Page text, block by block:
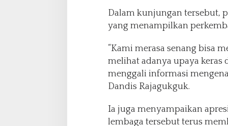
a
a
D
u
k
u
n
P
e
Dalam kunjungan tersebut,
yang menampilkan
“Kami merasa senang bisa
melihat adanya upaya keras
menggali informasi
Dandis Rajagukguk.
Ia juga menyampaikan
lembaga tersebut terus